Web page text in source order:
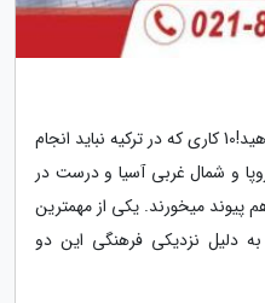
این کارها را در سفر به ترکیه انجام ندهید!10 کاری که در ترکیه نباید انجام
و شمال غربی آسیا و درست در
پیوند می­خورند. یکی از مهمترین
دلیل نزدیکی فرهنگی این دو